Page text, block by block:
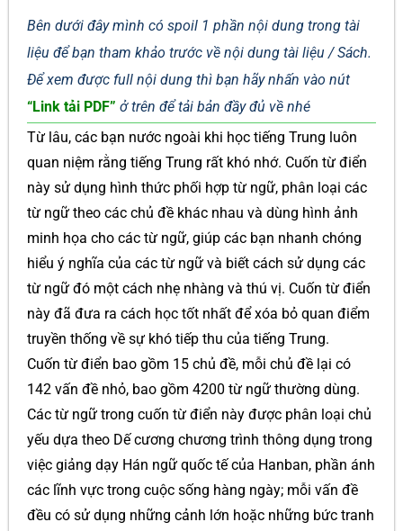
Bên dưới đây mình có spoil 1 phần nội dung trong tài
liệu để bạn tham khảo trước về nội dung tài liệu / Sách.
Để xem được full nội dung thì bạn hãy nhấn vào nút
“Link tải PDF” ở trên để tải bản đầy đủ về nhé
Từ lâu, các bạn nước ngoài khi học tiếng Trung luôn
quan niệm rằng tiếng Trung rất khó nhớ. Cuốn từ điển
này sử dụng hình thức phối hợp từ ngữ, phân loại các
từ ngữ theo các chủ đề khác nhau và dùng hình ảnh
minh họa cho các từ ngữ, giúp các bạn nhanh chóng
hiểu ý nghĩa của các từ ngữ và biết cách sử dụng các
từ ngữ đó một cách nhẹ nhàng và thú vị. Cuốn từ điển
này đã đưa ra cách học tốt nhất để xóa bỏ quan điểm
truyền thống về sự khó tiếp thu của tiếng Trung.
Cuốn từ điển bao gồm 15 chủ đề, mỗi chủ đề lại có
142 vấn đề nhỏ, bao gồm 4200 từ ngữ thường dùng.
Các từ ngữ trong cuốn từ điển này được phân loại chủ
yếu dựa theo Dế cương chương trình thông dụng trong
việc giảng dạy Hán ngữ quốc tế của Hanban, phần ánh
các lĩnh vực trong cuộc sống hàng ngày; mỗi vấn đề
đều có sử dụng những cảnh lớn hoặc những bức tranh